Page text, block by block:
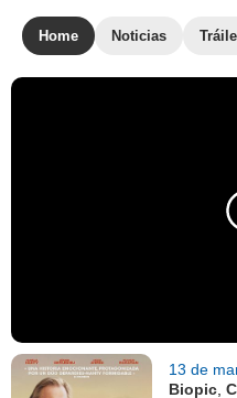
Home Noticias
13 de
Biopic ,